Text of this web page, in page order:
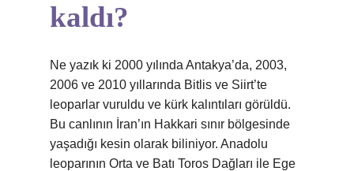
kaldı?
Ne yazık ki 2000 yılında Antakya’da, 2003,
2006 ve 2010 yıllarında Bitlis ve Siirt’te
leoparlar vuruldu ve kürk kalıntıları görüldü.
Bu canlının İran’ın Hakkari sınır bölgesinde
yaşadığı kesin olarak biliniyor. Anadolu
leoparının Orta ve Batı Toros Dağları ile Ege